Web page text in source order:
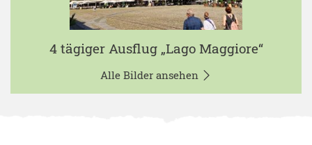
4 tägiger Ausflug „Lago Maggiore“
Alle Bilder ansehen